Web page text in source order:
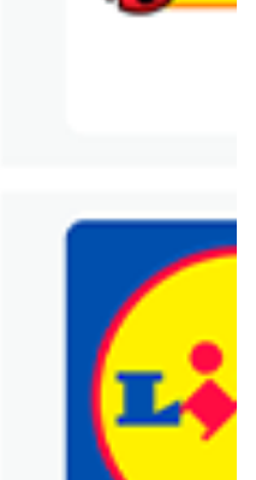
gazetkę
gazetki Blix!